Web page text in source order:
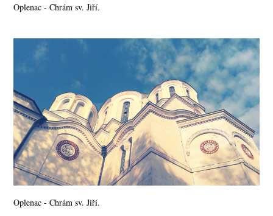
Oplenac - Chrám sv. Jiří.
Oplenac - Chrám sv. Jiří.